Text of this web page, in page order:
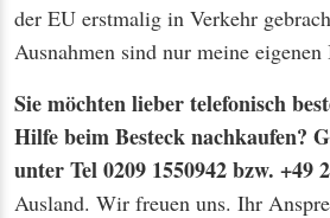
der EU erstmalig in Verkehr
Ausnahmen sind nur meine eigenen
Sie möchten lieber telefonisch
Hilfe beim Besteck nachkaufen?
unter Tel 0209 1550942 bzw. +49
Ausland. Wir freuen uns. Ihr